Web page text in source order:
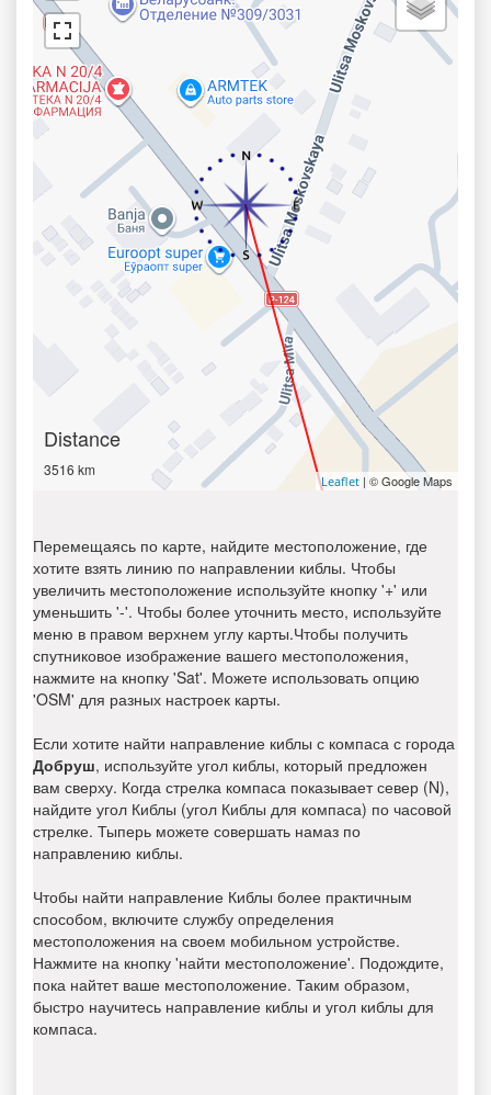
Distance
3516 km
Leaflet | © Google Maps
Перемещаясь по карте, найдите местоположение, где
хотите взять линию по направлении киблы. Чтобы
увеличить местоположение используйте кнопку '+' или
уменьшить '-'. Чтобы более уточнить место, используйте
меню в правом верхнем углу карты.Чтобы получить
спутниковое изображение вашего местоположения,
нажмите на кнопку 'Sat'. Можете использовать опцию
'OSM' для разных настроек карты.
Если хотите найти направление киблы с компаса с города
Добруш, используйте угол киблы, который предложен
вам сверху. Когда стрелка компаса показывает север (N),
найдите угол Киблы (угол Киблы для компаса) по часовой
стрелке. Тыперь можете совершать намаз по
направлению киблы.
Чтобы найти направление Киблы более практичным
способом, включите службу определения
местоположения на своем мобильном устройстве.
Нажмите на кнопку 'найти местоположение'. Подождите,
пока найтет ваше местоположение. Таким образом,
быстро научитесь направление киблы и угол киблы для
компаса.